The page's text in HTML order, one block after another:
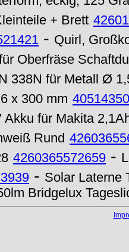
+ Brett
- Quirl,
Oberfräse
338N für Metall Ø
x 300 mm
Akku für Makita
Rund
4260365572659 -
- Solar Laterne
Bridgelux